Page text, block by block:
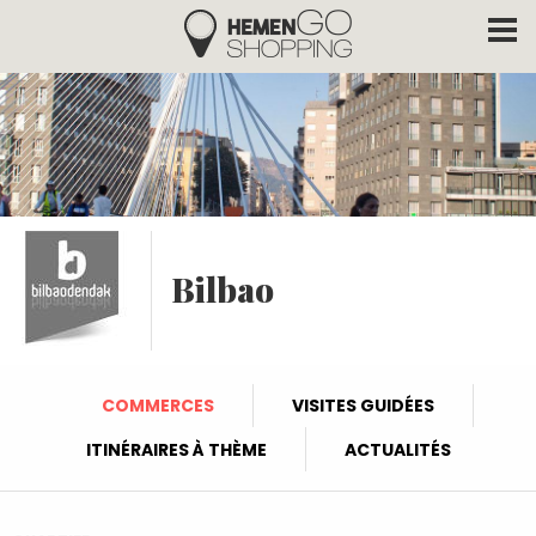
Aller au contenu principal
Hemengo Shopping
Bilbao
COMMERCES
VISITES GUIDÉES
ITINÉRAIRES À THÈME
ACTUALITÉS